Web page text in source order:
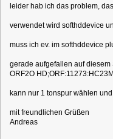
leider hab ich das problem,
verwendet wird softhddevice
muss ich ev. im softhddevice
gerade aufgefallen auf diesem
ORF2O
kann nur 1 tonspur wählen
mit freundlichen Grüßen
Andreas